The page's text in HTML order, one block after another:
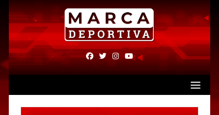
Skip
content
fab
fa-
fab
fa-
fab fab